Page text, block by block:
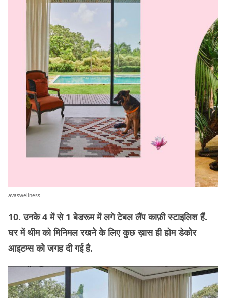
avaswellness
10. उनके 4 में से 1 बेडरूम में लगे टेबल लैंप काफ़ी स्टाइलिश हैं.
घर में थीम को मिनिमल रखने के लिए कुछ ख़ास ही होम डेकोर
आइटम्स को जगह दी गई है.